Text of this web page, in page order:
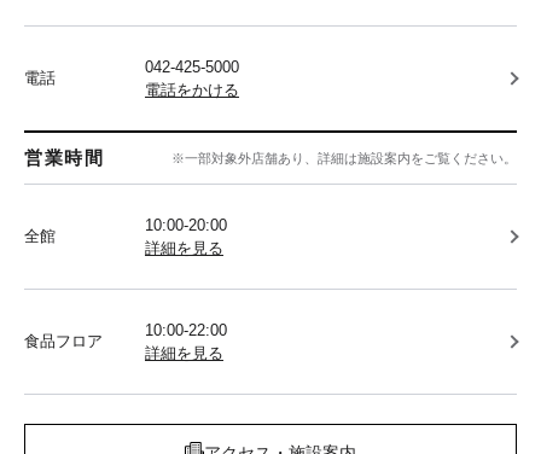
電話
042-425-5000
電話をかける
営業時間 ※一部対象外店舗あり、詳細は施設案内をご覧ください。
全館
10:00-20:00
詳細を見る
食品フロア
10:00-22:00
詳細を見る